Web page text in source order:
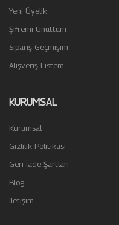
Yeni Üyelik
Şifremi Unuttum
Sipariş Geçmişim
Alışveriş Listem
KURUMSAL
Kurumsal
Gizlilik Politikası
Geri İade Şartları
Blog
İletişim